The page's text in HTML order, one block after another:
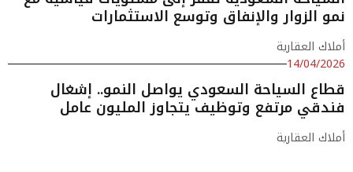
نمو الزوار والإنفاق وتوسع الاستثمارات
أملاك العقارية
14/04/2026
قطاع السياحة السعودي يواصل النمو.. إشغال
فندقي مرتفع وتوظيف يتجاوز المليون عامل
أملاك العقارية